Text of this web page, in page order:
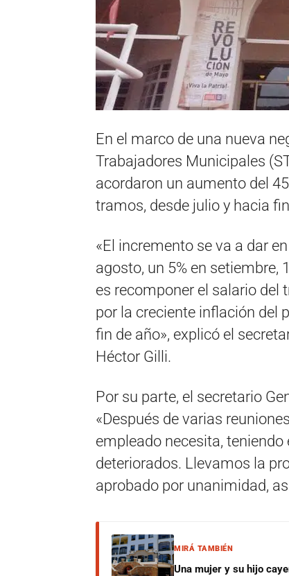
En el marco de una nueva
Trabajadores Municipales
acordaron un aumento del
tramos, desde julio y hacia
«El incremento se va a dar
agosto, un 5% en setiembre,
es recomponer el salario del
por la creciente inflación del
fin de año», explicó el
Héctor Gilli.
Por su parte, el secretario
«Después de varias
empleado necesita,
deteriorados. Llevamos la
aprobado por unanimidad,
MIRÁ TAMBIÉN
Una mujer y su hijo